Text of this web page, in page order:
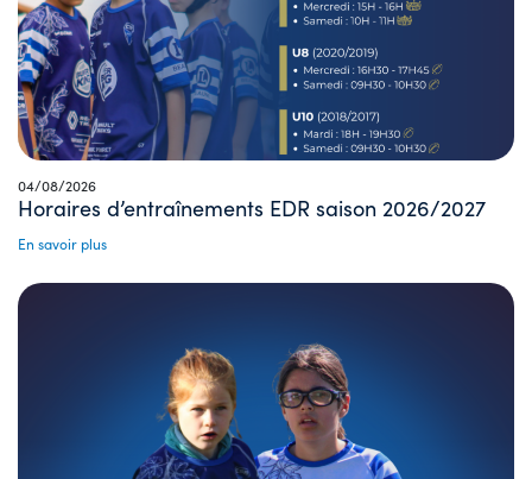
04/08/2026
Horaires d’entraînements EDR saison 2026/2027
En savoir plus